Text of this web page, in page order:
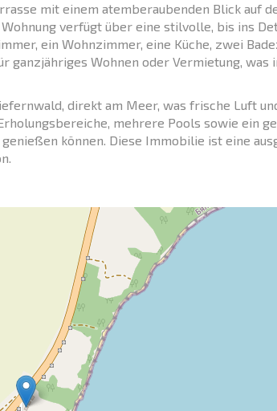
mit einem atemberaubenden Blick auf
verfügt über eine stilvolle, bis ins
ein Wohnzimmer, eine Küche, zwei
Wohnen oder Vermietung, was
direkt am Meer, was frische Luft
mehrere Pools sowie ein
können. Diese Immobilie ist eine